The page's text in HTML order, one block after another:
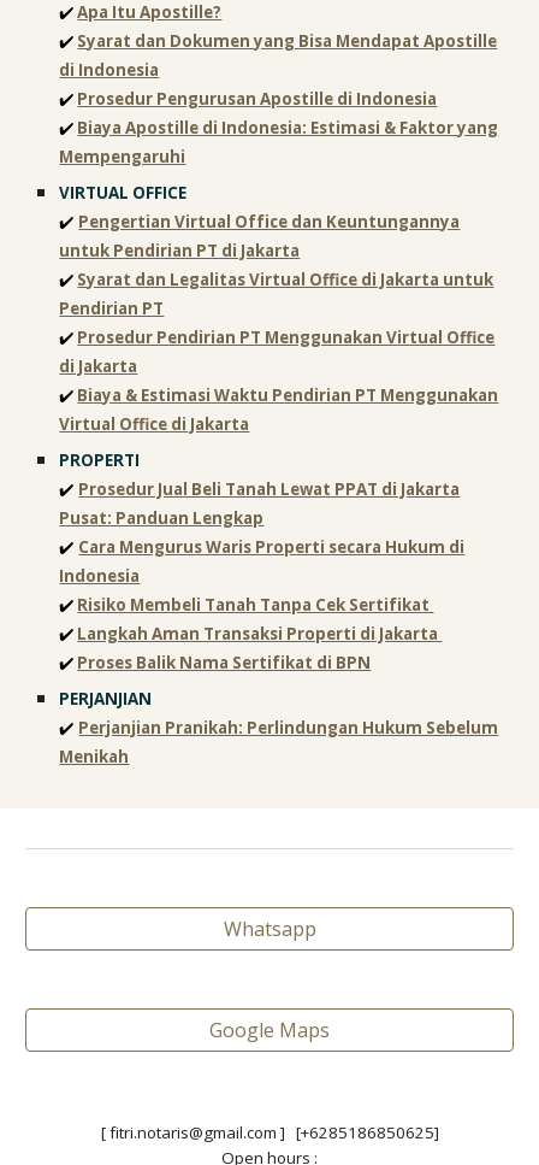
✔️Apa Itu Apostille?
✔️ Syarat dan Dokumen yang Bisa Mendapat Apostille
di Indonesia
✔️ Prosedur Pengurusan Apostille di Indonesia
✔️ Biaya Apostille di Indonesia: Estimasi & Faktor yang
Mempengaruhi
VIRTUAL OFFICE
✔️ Pengertian Virtual Office dan Keuntungannya
untuk Pendirian PT di Jakarta
✔️ Syarat dan Legalitas Virtual Office di Jakarta untuk
Pendirian PT
✔️ Prosedur Pendirian PT Menggunakan Virtual Office
di Jakarta
✔️ Biaya & Estimasi Waktu Pendirian PT Menggunakan
Virtual Office di Jakarta
PROPERTI
✔️ Prosedur Jual Beli Tanah Lewat PPAT di Jakarta
Pusat: Panduan Lengkap
✔️ Cara Mengurus Waris Properti secara Hukum di
Indonesia
✔️ Risiko Membeli Tanah Tanpa Cek Sertifikat
✔️ Langkah Aman Transaksi Properti di Jakarta
✔️ Proses Balik Nama Sertifikat di BPN
PERJANJIAN
✔️ Perjanjian Pranikah: Perlindungan Hukum Sebelum
Menikah
Whatsapp
Google Maps
[ fitri.notaris@gmail.com ] [+6285186850625]
Open hours :